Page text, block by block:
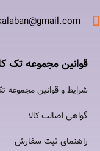
قوانین مجموعه تک
شرایط و قوانین مجموعه
گواهی اصالت كالا
راهنمای ثبت سفارش